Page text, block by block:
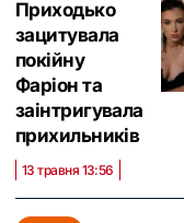
Приходько
зацитувала
покійну
Фаріон та
заінтригувала
прихильників
13 травня 13:56